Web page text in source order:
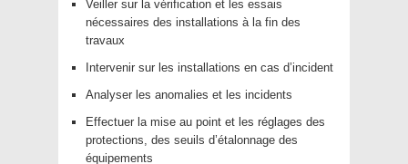
Veiller sur la vérification et les essais
nécessaires des installations à la fin des
travaux
Intervenir sur les installations en cas d’incident
Analyser les anomalies et les incidents
Effectuer la mise au point et les réglages des
protections, des seuils d’étalonnage des
équipements